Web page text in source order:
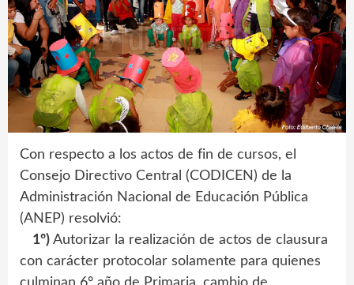
Con respecto a los actos de fin de cursos, el
Consejo Directivo Central (CODICEN) de la
Administración Nacional de Educación Pública
(ANEP) resolvió:
1º) Autorizar la realización de actos de clausura
con carácter protocolar solamente para quienes